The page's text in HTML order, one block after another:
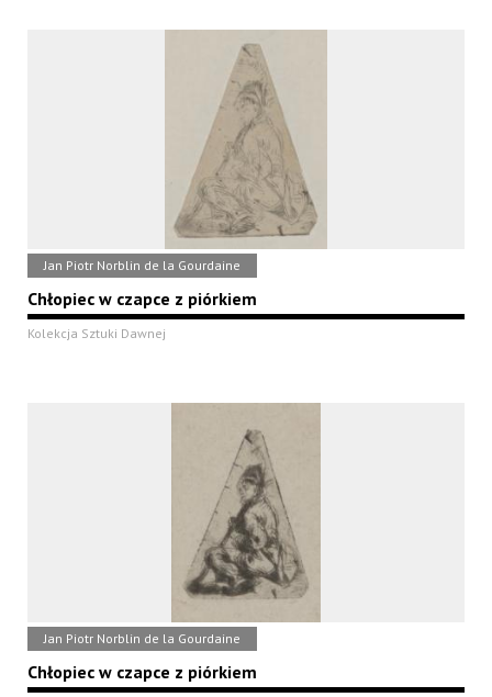
Jan Piotr Norblin de la Gourdaine
Chłopiec w czapce z piórkiem
Kolekcja Sztuki Dawnej
Jan Piotr Norblin de la Gourdaine
Chłopiec w czapce z piórkiem